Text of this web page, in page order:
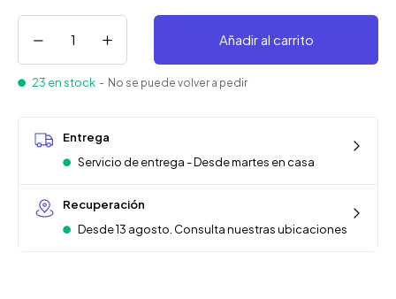
Añadir al carrito
23 en stock - No se puede volver a pedir
Entrega
Servicio de entrega - Desde martes en casa
Recuperación
Desde 13 agosto. Consulta nuestras ubicaciones